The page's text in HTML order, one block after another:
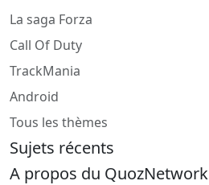
La saga Forza
Call Of Duty
TrackMania
Android
Tous les thèmes
Sujets récents
A propos du QuozNetwork